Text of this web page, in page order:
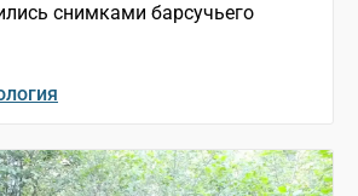
снимками барсучьего